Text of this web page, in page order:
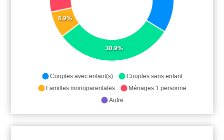
30.9%
6.9%
Couples avec enfant(s)
Couples sans enfant
Familles monoparentales
Ménages 1 personne
Autre